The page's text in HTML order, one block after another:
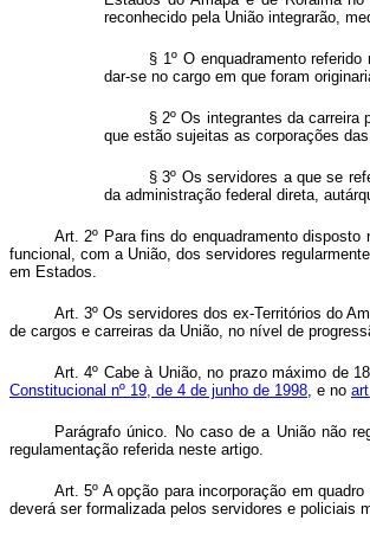
reconhecido pela União integrarão,
§ 1º O enquadramento
dar-se no cargo em que foram
§ 2º Os integrantes da
que estão sujeitas as corporações
§ 3º Os servidores a que se
da administração federal direta,
Art. 2º Para fins do enquadramento disposto
funcional, com a União, dos servidores
em Estados.
Art. 3º Os servidores dos ex-Territórios do
de cargos e carreiras da União, no nível de
Art. 4º Cabe à União, no prazo máximo de
Constitucional nº 19, de 4 de junho de 1998, e no
Parágrafo único. No caso de a União não
regulamentação referida neste artigo.
Art. 5º A opção para incorporação em
deverá ser formalizada pelos servidores e policiais